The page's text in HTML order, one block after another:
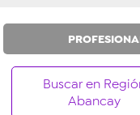
Buscar en
Abancay